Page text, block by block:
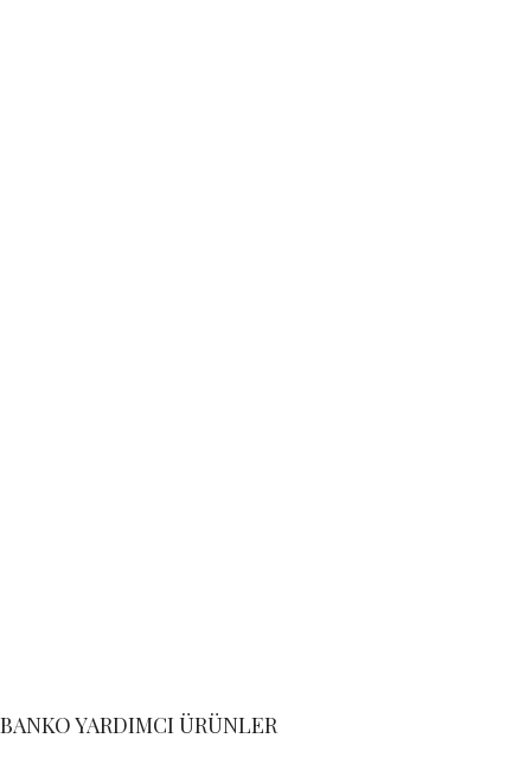
BANKO YARDIMCI ÜRÜNLER